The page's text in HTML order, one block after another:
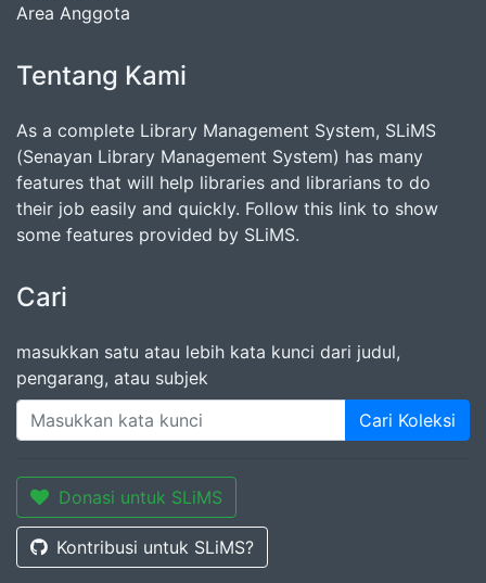
Area Anggota
Tentang Kami
As a complete Library Management System, SLiMS
(Senayan Library Management System) has many
features that will help libraries and librarians to do
their job easily and quickly. Follow this link to show
some features provided by SLiMS.
Cari
masukkan satu atau lebih kata kunci dari judul,
pengarang, atau subjek
Cari Koleksi
Donasi untuk SLiMS
Kontribusi untuk SLiMS?